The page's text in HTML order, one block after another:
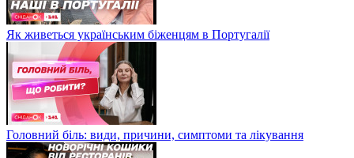
Як живеться українським біженцям в Португалії
Головний біль: види, причини, симптоми та лікування